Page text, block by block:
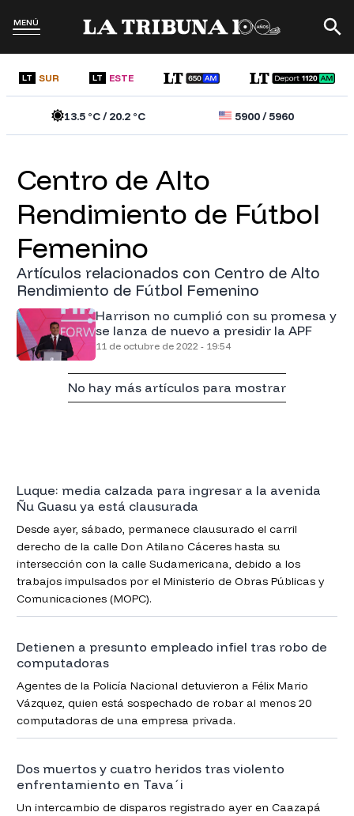
MENÚ
LT SUR LT ESTE
13.5°C /20.2°C 5900/5960
Centro de Alto
Rendimiento de Fútbol
Femenino
Artículos relacionados con Centro de Alto
Rendimiento de Fútbol Femenino
Harrison no cumplió con su promesa y
se lanza de nuevo a presidir la APF
11 de octubre de 2022 - 19:54
No hay más artículos para mostrar
Luque: media calzada para ingresar a la avenida
Ñu Guasu ya está clausurada
Desde ayer, sábado, permanece clausurado el carril
derecho de la calle Don Atilano Cáceres hasta su
intersección con la calle Sudamericana, debido a los
trabajos impulsados por el Ministerio de Obras Públicas y
Comunicaciones (MOPC).
Detienen a presunto empleado infiel tras robo de
computadoras
Agentes de la Policía Nacional detuvieron a Félix Mario
Vázquez, quien está sospechado de robar al menos 20
computadoras de una empresa privada.
Dos muertos y cuatro heridos tras violento
enfrentamiento en Tava´i
Un intercambio de disparos registrado ayer en Caazapá